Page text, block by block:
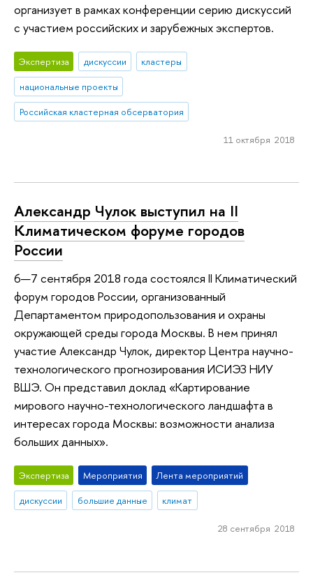
организует в рамках конференции серию дискуссий
с участием российских и зарубежных экспертов.
Экспертиза дискуссии
кластеры
национальные проекты
Российская кластерная обсерватория
11 октября 2018
Александр Чулок выступил на II
Климатическом форуме городов
России
6—7 сентября 2018 года состоялся II Климатический
форум городов России, организованный
Департаментом природопользования и охраны
окружающей среды города Москвы. В нем принял
участие Александр Чулок, директор Центра научно-
технологического прогнозирования ИСИЭЗ НИУ
ВШЭ. Он представил доклад «Картирование
мирового научно-технологического ландшафта в
интересах города Москвы: возможности анализа
больших данных».
Экспертиза Мероприятия
Лента мероприятий
дискуссии
большие данные климат
28 сентября 2018